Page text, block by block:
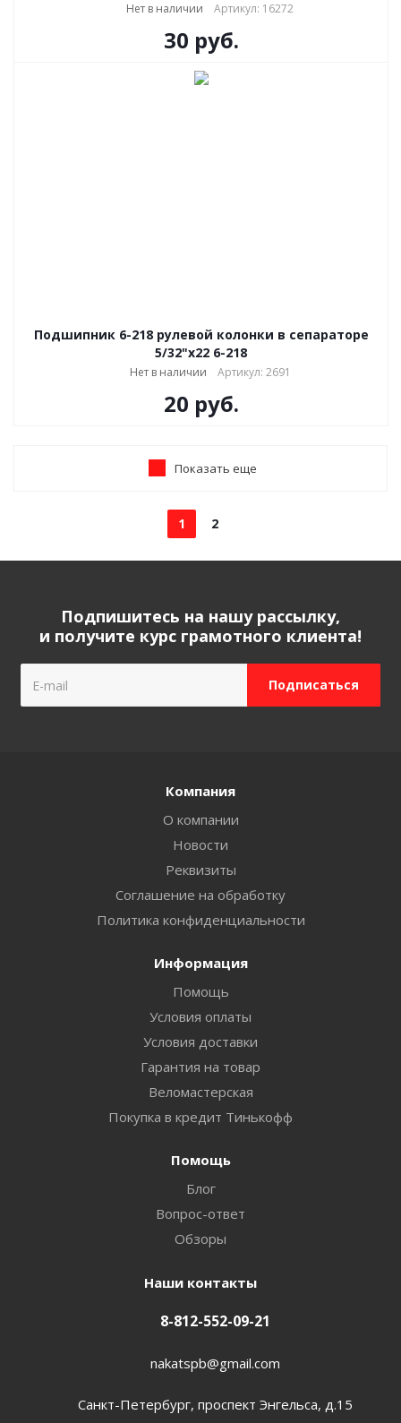
Нет в наличии Артикул: 16272
30 руб.
Подшипник 6-218 рулевой колонки в сепараторе
5/32"х22 6-218
Нет в наличии Артикул: 2691
20 руб.
Показать еще
1 2
Подпишитесь на нашу рассылку,
и получите курс грамотного клиента!
Компания
О компании
Новости
Реквизиты
Соглашение на обработку
Политика конфиденциальности
Информация
Помощь
Условия оплаты
Условия доставки
Гарантия на товар
Веломастерская
Покупка в кредит Тинькофф
Помощь
Блог
Вопрос-ответ
Обзоры
Наши контакты
8-812-552-09-21
nakatspb@gmail.com
Санкт-Петербург, проспект Энгельса, д.15